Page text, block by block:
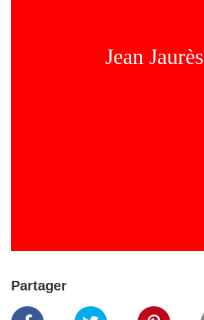
Jean Jaurès
Partager